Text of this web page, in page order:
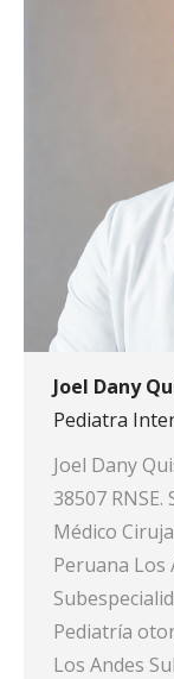
Joel Dany
Pediatra
Joel Dany
38507
Médico
Peruana Los
Pediatría
Los Andes